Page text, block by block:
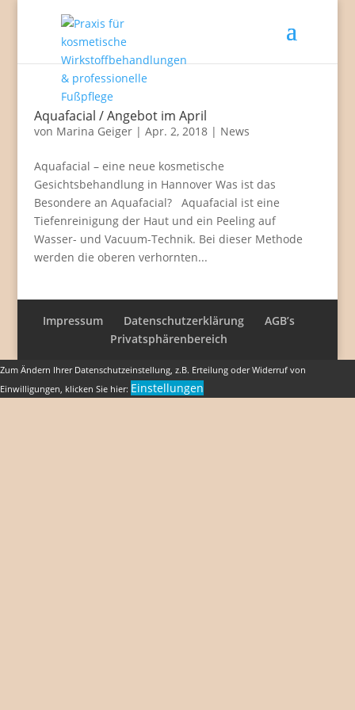
Aquafacial / Angebot im April
von Marina Geiger| Apr. 2, 2018| News
Aquafacial – eine neue kosmetische
Gesichtsbehandlung in Hannover Was ist das
Besondere an Aquafacial? Aquafacial ist eine
Tiefenreinigung der Haut und ein Peeling auf
Wasser- und Vacuum-Technik. Bei dieser Methode
werden die oberen verhornten...
Impressum Datenschutzerklärung
AGB’s
Privatsphärenbereich
Zum Ändern Ihrer Datenschutzeinstellung, z.B. Erteilung oder Widerruf von
Einwilligungen, klicken Sie hier: Einstellungen